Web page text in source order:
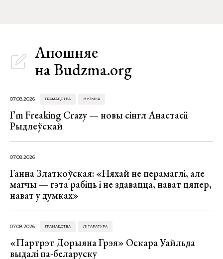
Апошняе
на Budzma.org
07.08.2026 ГРАМАДСТВА МУЗЫКА
I’m Freaking Crazy — новы сінгл Анастасіі
Рыдлеўскай
07.08.2026
Ганна Златкоўская: «Няхай не перамаглі, але
магчы — гэта рабіць і не здавацца, нават цяпер,
нават у думках»
07.08.2026 ГРАМАДСТВА ЛІТАРАТУРА
«Партрэт Дорыяна Грэя» Оскара Уайльда
выдалі па-беларуску